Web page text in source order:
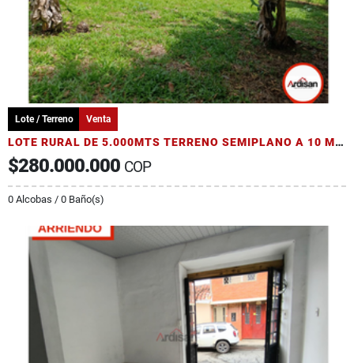
Lote / Terreno Venta
LOTE RURAL DE 5.000MTS TERRENO SEMIPLANO A 10 MINUTOS DEL SOCORRO
$280.000.000 COP
0 Alcobas / 0 Baño(s)